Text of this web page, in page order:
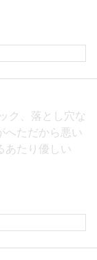
ク、落とし穴な
へただから悪い
あたり優しい